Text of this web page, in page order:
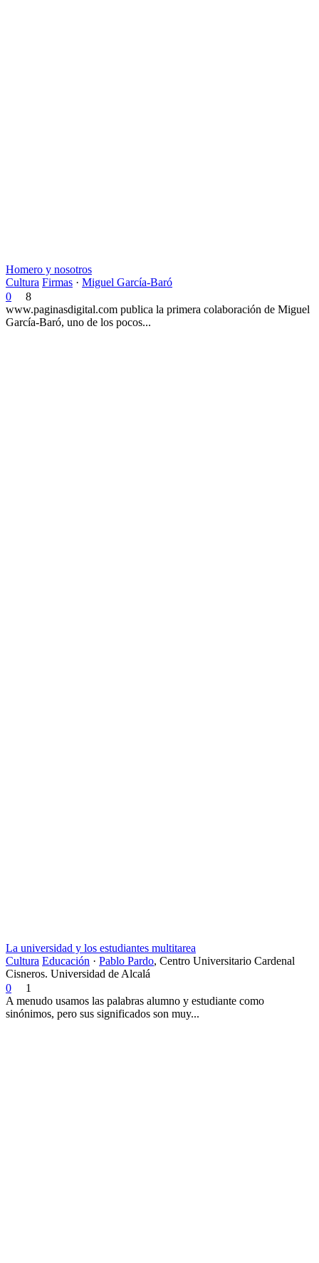
Homero y nosotros
Cultura Firmas · Miguel García-Baró
0
8
www.paginasdigital.com publica la primera colaboración de Miguel
García-Baró, uno de los pocos...
La universidad y los estudiantes multitarea
Cultura Educación · Pablo Pardo, Centro Universitario Cardenal
Cisneros. Universidad de Alcalá
0
1
A menudo usamos las palabras alumno y estudiante como
sinónimos, pero sus significados son muy...